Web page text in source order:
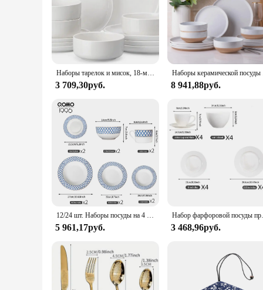
**Elegant Design and Durability**
The Dinnerware Set for 4 is a stunning addition to any
your dining experience. Crafted from premium porcelain,
gathering, this set is designed to impress.
**Versatile and Convenient**
This dinnerware set is not just about looks; it's about
perfect for everyday dining, as well as special occasions.
**Perfect for Every Occasion**
Whether you're a busy family looking for a durable and
purchase, making it an attractive option for businesses.
performance and property ensure that it will stand up to
Наборы тарелок и мисок, 18-местные фарфоровые наборы столовой посуды Наборы посуды Керамика, устойчивая к сколам
3 709,30руб. 8 941,88руб.
12/24 шт. Наборы посуды на 4 человека, фарфоровые тарелки и набор мисок, кухонные тарелки для салата, десертные тарелки, миски и кружки для хлопьев
5 961,17руб.
Набор фарфоровой
3 468,96руб.